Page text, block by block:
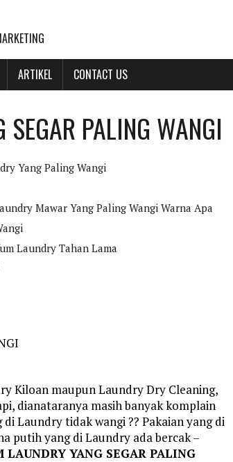
ARTIKEL CONTACT US
PALING WANGI
Yang Paling Wangi
Mawar Yang Paling Wangi Warna Apa
Laundry Tahan Lama
Kiloan maupun Laundry Dry Cleaning,
dianataranya masih banyak komplain
Laundry tidak wangi ?? Pakaian yang di
putih yang di Laundry ada bercak –
LAUNDRY YANG SEGAR PALING